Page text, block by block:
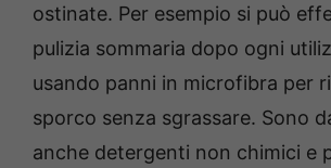
ostinate. Per esempio si può
pulizia sommaria dopo ogni
usando panni in microfibra per
sporco senza sgrassare. Sono
anche detergenti non chimici e